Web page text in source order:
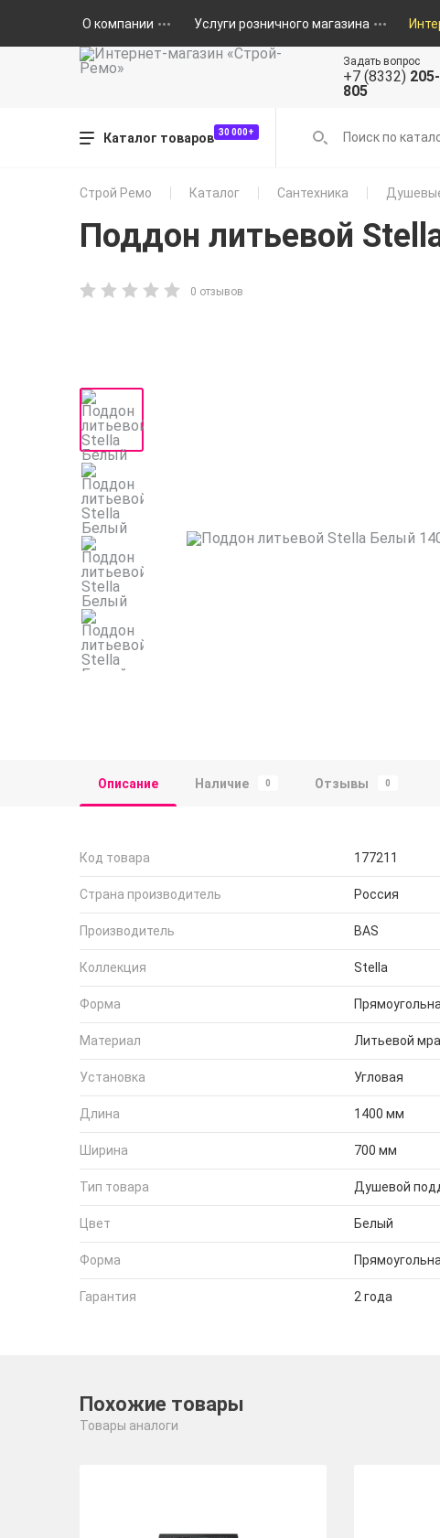
О компании Услуги розничного магазина
Задать вопрос
+7 (8332) 205-
805
Каталог товаров 30 000+
Строй Ремо Каталог Сантехника
Поддон литьевой
0 отзывов
Описание Наличие 0 Отзывы 0
Код товара 177211
Страна производитель Россия
Производитель BAS
Коллекция Stella
Форма
Материал Литьевой
Установка Угловая
Длина 1400 мм
Ширина 700 мм
Тип товара Душевой
Цвет Белый
Форма
Гарантия 2 года
Похожие товары
Товары аналоги